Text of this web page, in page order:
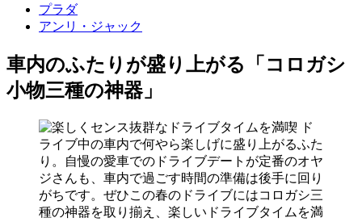
プラダ
アンリ・ジャック
車内のふたりが盛り上がる「コロガシ
小物三種の神器」